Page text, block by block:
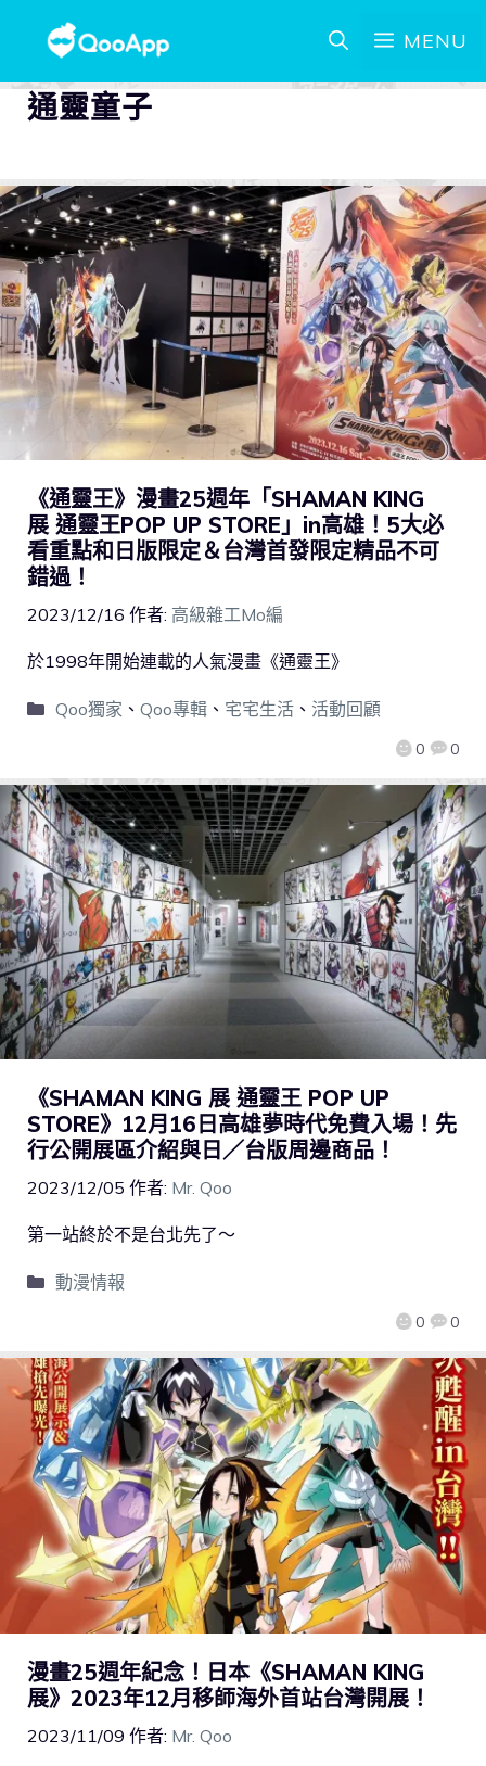
MENU
通靈童子
《通靈王》漫畫25週年「SHAMAN KING
展 通靈王POP UP STORE」in高雄！5大必
看重點和日版限定＆台灣首發限定精品不可
錯過！
2023/12/16 作者: 高級雜工Mo編
0 0
於1998年開始連載的人氣漫畫《通靈王》
Qoo獨家 、 Qoo專輯、 宅宅生活、 活動回顧
《SHAMAN KING 展 通靈王 POP UP
STORE》12月16日高雄夢時代免費入場！先
行公開展區介紹與日／台版周邊商品！
2023/12/05 作者: Mr. Qoo
0 0
第一站終於不是台北先了～
動漫情報
漫畫25週年紀念！日本《SHAMAN KING
展》2023年12月移師海外首站台灣開展！
2023/11/09 作者: Mr. Qoo